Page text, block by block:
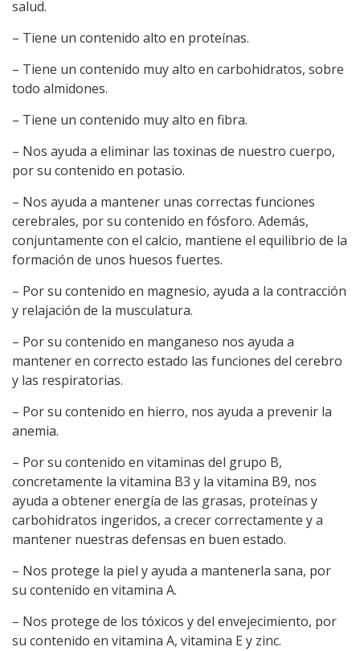
salud.
– Tiene un contenido alto en proteínas.
– Tiene un contenido muy alto en carbohidratos, sobre
todo almidones.
– Tiene un contenido muy alto en fibra.
– Nos ayuda a eliminar las toxinas de nuestro cuerpo,
por su contenido en potasio.
– Nos ayuda a mantener unas correctas funciones
cerebrales, por su contenido en fósforo. Además,
conjuntamente con el calcio, mantiene el equilibrio de la
formación de unos huesos fuertes.
– Por su contenido en magnesio, ayuda a la contracción
y relajación de la musculatura.
– Por su contenido en manganeso nos ayuda a
mantener en correcto estado las funciones del cerebro
y las respiratorias.
– Por su contenido en hierro, nos ayuda a prevenir la
anemia.
– Por su contenido en vitaminas del grupo B,
concretamente la vitamina B3 y la vitamina B9, nos
ayuda a obtener energía de las grasas, proteínas y
carbohidratos ingeridos, a crecer correctamente y a
mantener nuestras defensas en buen estado.
– Nos protege la piel y ayuda a mantenerla sana, por
su contenido en vitamina A.
– Nos protege de los tóxicos y del envejecimiento, por
su contenido en vitamina A, vitamina E y zinc.